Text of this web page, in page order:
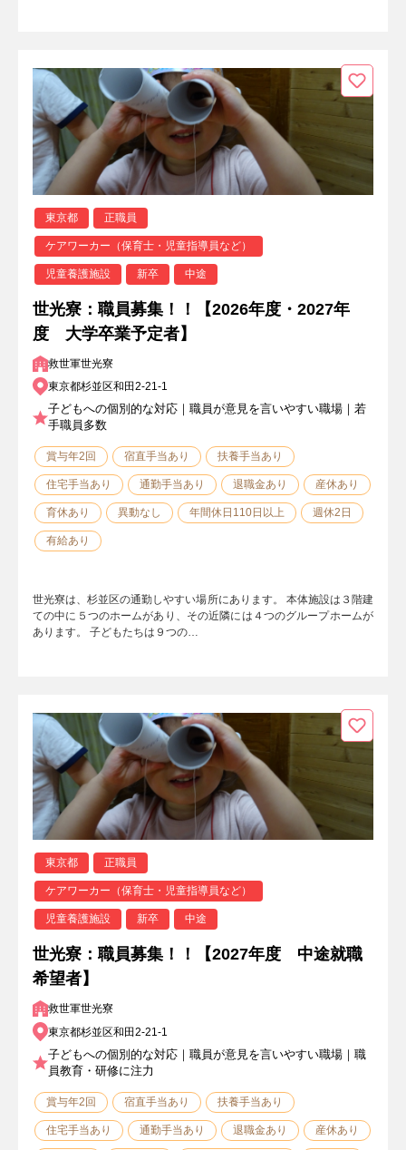
東京都 正職員
ケアワーカー（保育士・児童指導員など）
児童養護施設 新卒 中途
世光寮：職員募集！！【2026年度・2027年
度 大学卒業予定者】
救世軍世光寮
東京都杉並区和田2-21-1
子どもへの個別的な対応｜職員が意見を言いやすい職場｜若
手職員多数
賞与年2回 宿直手当あり 扶養手当あり
住宅手当あり 通勤手当あり 退職金あり 産休あり
育休あり 異動なし 年間休日110日以上 週休2日
有給あり
世光寮は、杉並区の通勤しやすい場所にあります。 本体施設は３階建
ての中に５つのホームがあり、その近隣には４つのグループホームが
あります。 子どもたちは９つの…
東京都 正職員
ケアワーカー（保育士・児童指導員など）
児童養護施設 新卒 中途
世光寮：職員募集！！【2027年度 中途就職
希望者】
救世軍世光寮
東京都杉並区和田2-21-1
子どもへの個別的な対応｜職員が意見を言いやすい職場｜職
員教育・研修に注力
賞与年2回 宿直手当あり 扶養手当あり
住宅手当あり 通勤手当あり 退職金あり 産休あり